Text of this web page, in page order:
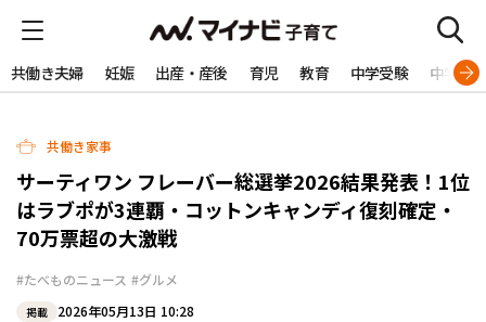
共働き夫婦 妊娠 出産・産後 育児 教育 中学受験 中学生
共働き家事
サーティワン フレーバー総選挙2026結果発表！1位
はラブポが3連覇・コットンキャンディ復刻確定・
70万票超の大激戦
#たべものニュース #グルメ
掲載 2026年05月13日 10:28